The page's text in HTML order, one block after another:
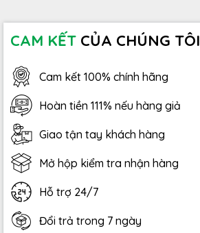
CAM KẾT CỦA CHÚNG TÔI
Cam kết 100% chính hãng
Hoàn tiền 111% nếu hàng giả
Giao tận tay khách hàng
Mở hộp kiểm tra nhận hàng
Hỗ trợ 24/7
Đổi trả trong 7 ngày